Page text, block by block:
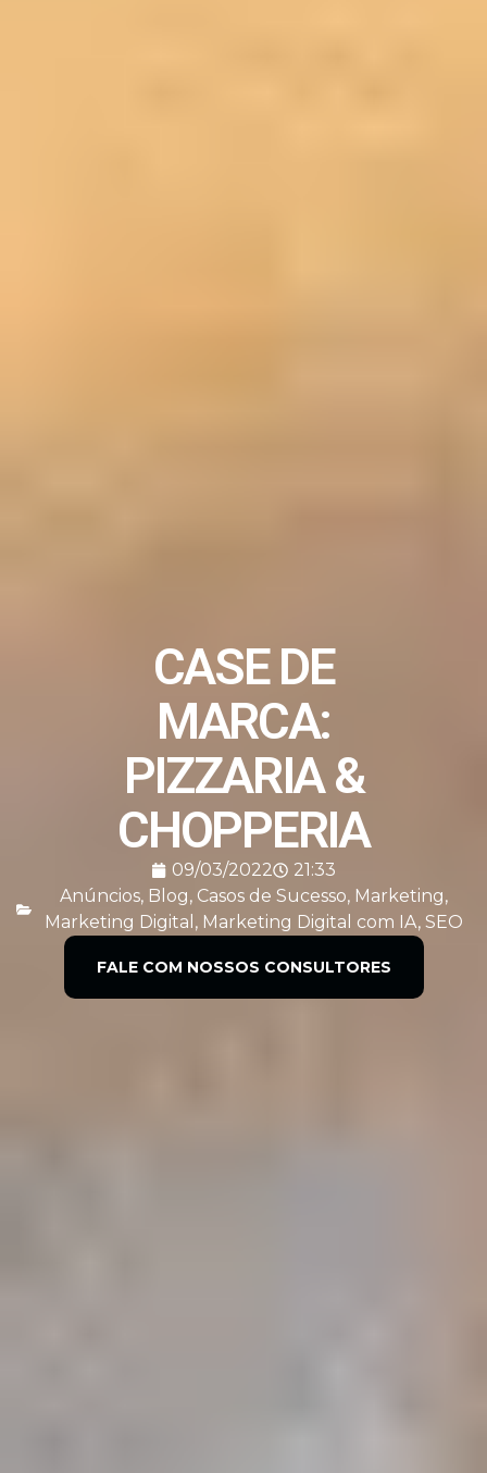
CASE DE
MARCA:
PIZZARIA &
CHOPPERIA
09/03/2022
21:33
Anúncios, Blog, Casos de Sucesso, Marketing,
Marketing Digital , Marketing Digital com IA, SEO
FALE COM NOSSOS CONSULTORES